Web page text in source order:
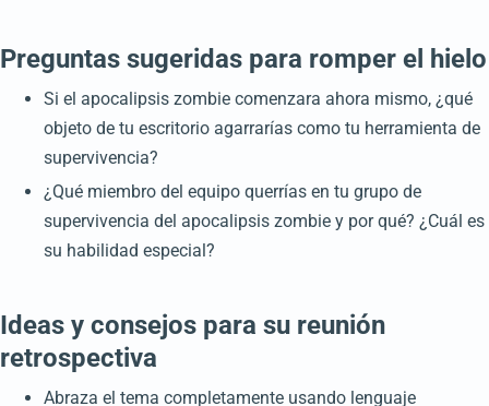
Preguntas sugeridas para romper el hielo
Si el apocalipsis zombie comenzara ahora mismo, ¿qué
objeto de tu escritorio agarrarías como tu herramienta de
supervivencia?
¿Qué miembro del equipo querrías en tu grupo de
supervivencia del apocalipsis zombie y por qué? ¿Cuál es
su habilidad especial?
Ideas y consejos para su reunión
retrospectiva
Abraza el tema completamente usando lenguaje